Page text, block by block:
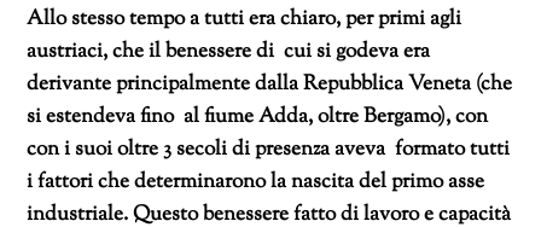
Allo stesso tempo a tutti era chiaro, per primi agli
austriaci, che il benessere di cui si godeva era
derivante principalmente dalla Repubblica Veneta (che
si estendeva fino al fiume Adda, oltre Bergamo), con
con i suoi oltre 3 secoli di presenza aveva formato tutti
i fattori che determinarono la nascita del primo asse
industriale. Questo benessere fatto di lavoro e capacità